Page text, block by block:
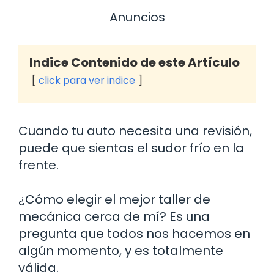
Anuncios
Indice Contenido de este Artículo
click para ver indice
Cuando tu auto necesita una revisión,
puede que sientas el sudor frío en la
frente.
¿Cómo elegir el mejor taller de
mecánica cerca de mí? Es una
pregunta que todos nos hacemos en
algún momento, y es totalmente
válida.